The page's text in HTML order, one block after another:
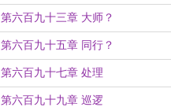
第六百九十三章 大师？
第六百九十五章 同行？
第六百九十七章 处理
第六百九十九章 巡逻